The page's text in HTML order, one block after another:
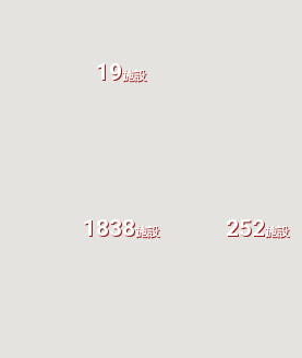
19施設
1838施設 252施設